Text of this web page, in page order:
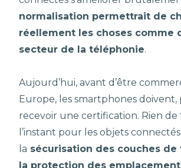
normalisation permettrait de
réellement les choses comme
secteur de la téléphonie.
Aujourd’hui, avant d’être
Europe, les smartphones doivent,
recevoir une certification. Rien
l’instant pour les objets
la sécurisation des couches de
la protection des